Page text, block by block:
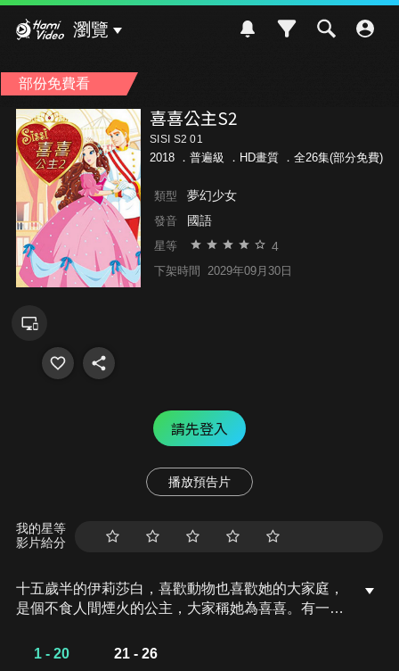
瀏覽
部份免費看
喜喜公主S2
SISI S2 01
2018 ． 普遍級 ．HD畫質 ．全26集(部分免費)
類型 夢幻少女
發音 國語
星等 4
下架時間 2029年09月30日
請先登入
播放預告片
我的星等
影片給分
十五歲半的伊莉莎白，喜歡動物也喜歡她的大家庭，
是個不食人間煙火的公主，大家稱她為喜喜。有一
上了當時也在場的喜喜，就這麼展開一段轟轟烈烈的
1 - 20 21 - 26